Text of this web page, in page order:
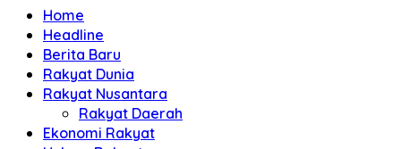
Home
Headline
Berita Baru
Rakyat Dunia
Rakyat Nusantara
Rakyat Daerah
Ekonomi Rakyat